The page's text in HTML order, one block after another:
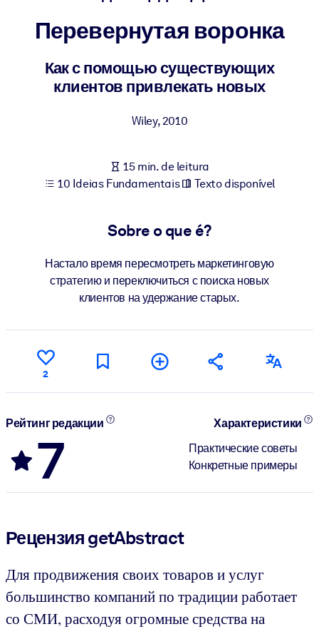
Para LMS/LXP
Leve conhecimento verificado e conciso para seu LMS/LXP para
Para bibliotecas corporativas
negócios confiável e pronto para uso.
estruturado para melhorar os resultados.
Перевернутая воронка
Как с помощью существующих
клиентов привлекать новых
Wiley,2010
15 min. de leitura
10 Ideias Fundamentais
Texto disponível
Sobre o que é?
Настало время пересмотреть маркетинговую
стратегию и переключиться с поиска новых
клиентов на удержание старых.
2
Рейтинг редакции
7
Характеристики
Практические советы
Конкретные примеры
Рецензия getAbstract
Для продвижения своих товаров и услуг
большинство компаний по традиции работает
со СМИ, расходуя огромные средства на